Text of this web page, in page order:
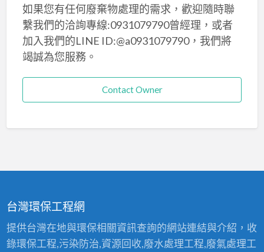
如果您有任何廢棄物處理的需求，歡迎隨時聯
繫我們的洽詢專線:0931079790曾經理，或者
加入我們的LINE ID:@a0931079790，我們將
竭誠為您服務。
Contact Owner
台灣環保工程網
提供台灣在地與環保相關資訊查詢的網站連結與介紹，收
錄環保工程,污染防治,資源回收,廢水處理工程,廢氣處理工